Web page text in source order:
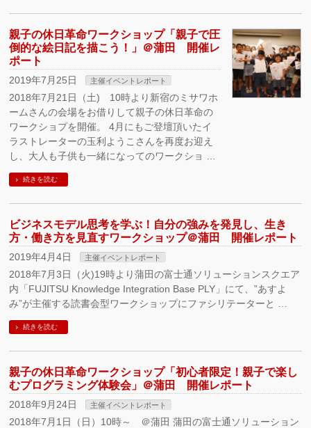
親子の休日革命ワークショップ「親子で圧
倒的な絵日記を描こう！」＠蒲田 開催レ
ポート
2019年7月25日 主催イベントレポート
2018年7月21日（土) 10時より新宿のミサワホ
ームさんの会場をお借りして親子の休日革命の
ワークショプを開催。 4月にもご登壇頂いたイ
ラストレーターの玉利ようこさんを再度お迎え
し、大人も子供も一緒になってのワークショ …
続きを読む
ビジネスモデル思考を学ぶ！自分の強みを発見し、生き
方・働き方を見直すワークショップ＠蒲田 開催レポート
2019年4月4日 主催イベントレポート
2018年7月3日（火)19時より蒲田の富士通ソリューションスクエア
内「FUJITSU Knowledge Integration Base PLY」にて、”あすよ
み”が主催する読書会型ワークショップにファシリテーターと …
続きを読む
親子の休日革命ワークショップ「初心者限定！親子で楽し
むプログラミング体験会」＠蒲田 開催レポート
2018年9月24日 主催イベントレポート
2018年7月1日（日）10時～ ＠蒲田 蒲田の富士通ソリューション